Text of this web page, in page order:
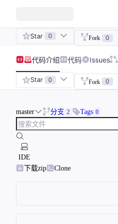
Star 0 Fork 0
代码介绍 代码 Issues
Star 0 Fork 0
master 分支 2 Tags 0
IDE
下载zip
Clone